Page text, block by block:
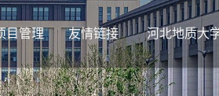
目管理
通知公告
友情链接
友情链接1
河北地质大